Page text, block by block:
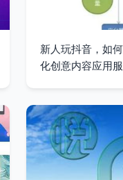
新人玩抖音，如
化创意内容应用